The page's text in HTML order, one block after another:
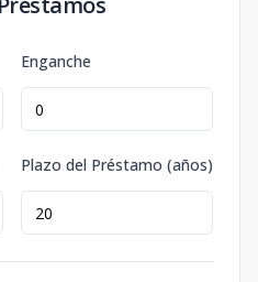
Enganche
Plazo del Préstamo (años)